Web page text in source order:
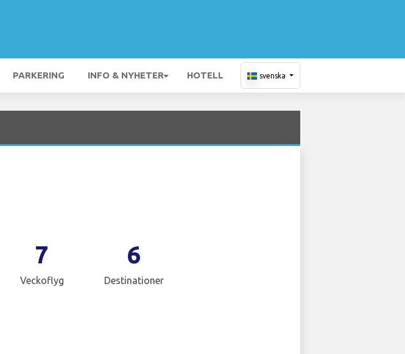
PARKERING INFO & NYHETER HOTELL svenska
7
Veckoflyg
6
Destinationer